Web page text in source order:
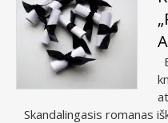
Skandalingasis romanas